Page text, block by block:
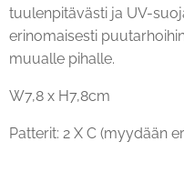
tuulenpitävästi ja UV-
erinomaisesti
muualle pihalle.
W7,8 x H7,8cm
Patterit: 2 X C (myydään